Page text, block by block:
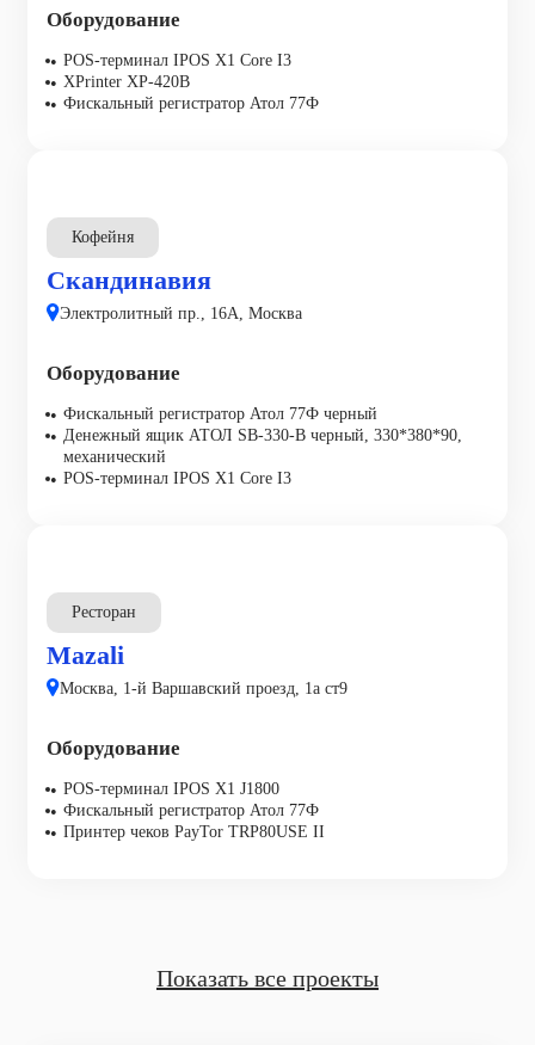
Оборудование
POS-терминал IPOS X1 Core I3
XPrinter XP-420B
Фискальный регистратор Атол 77Ф
Кофейня
Скандинавия
Электролитный пр., 16А, Москва
Оборудование
Фискальный регистратор Атол 77Ф черный
Денежный ящик АТОЛ SB-330-B черный, 330*380*90,
механический
POS-терминал IPOS X1 Core I3
Ресторан
Mazali
Москва, 1-й Варшавский проезд, 1а ст9
Оборудование
POS-терминал IPOS X1 J1800
Фискальный регистратор Атол 77Ф
Принтер чеков PayTor TRP80USE II
Показать все проекты